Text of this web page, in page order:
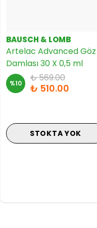
BAUSCH & LOMB
Artelac Advanced Göz
Damlası 30 X 0,5 ml
%10 ₺ 569.00
₺ 510.00
STOKTA YOK